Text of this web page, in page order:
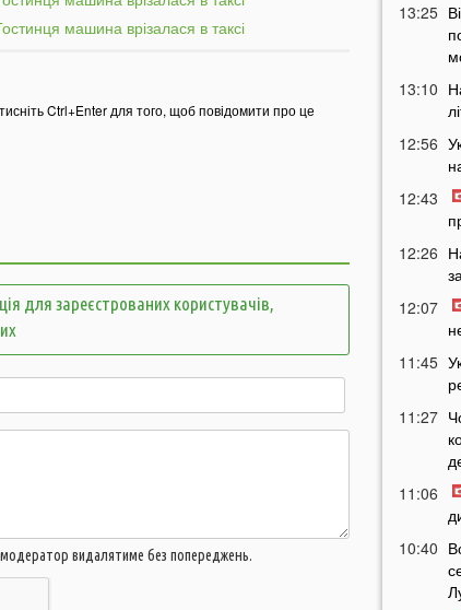
Ctrl+Enter для того, щоб повідомити про це
для зареєстрованих користувачів,
видалятиме без попереджень.
13:25
13:10
12:56
12:43
12:26
12:07
11:45
11:27
11:06
10:40